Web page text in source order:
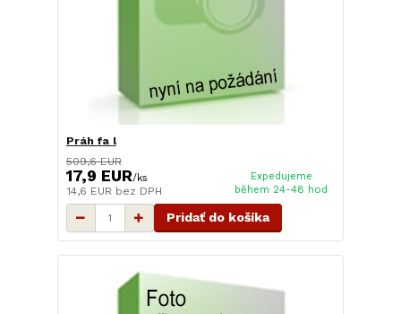
Práh fa l
509,6 EUR
17,9 EUR/ks
14,6 EUR bez DPH
Expedujeme
během 24-48 hod
Pridať do košíka